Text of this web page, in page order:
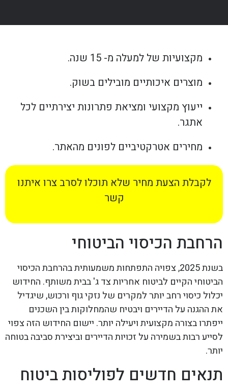
מקצועיות של למעלה מ- 15 שנה.
מוצרים איכותיים מובילים בשוק.
ייעוץ מקצועי ומציאת פתרונות יצירתיים לכל
אתגר.
מחירים אטרקטיביים לפונים מהאתר.
לקבלת הצעת מחיר שלא תוכלו לסרב צרו איתנו
קשר
הרחבת הכיסוי הביטוחי
בשנת 2025, צפויה התפתחות משמעותית בהרחבת הכיסוי
הביטוחי הקיים לביטוח אחריות צד ג' בבית משותף. החידוש
יכלול כיסוי רחב יותר למקרים של נזקי גוף ורכוש, שיגדיל
את ההגנה על הדיירים ויבטיח שהמחלוקות בין השכנים
ייפתרו בצורה מקצועית ויעילה יותר. יישום החידוש הזה צפוי
לסייע רבות בשמירה על זכויות הדיירים וביצירת סביבה בטוחה
יותר.
תנאים חדשים לפוליסות ביטוח